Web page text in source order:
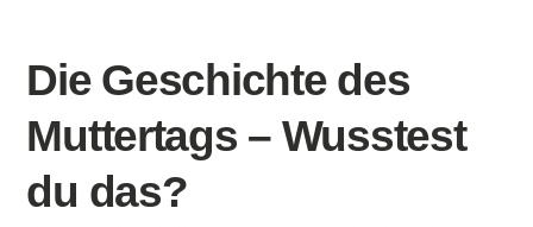
Die Geschichte des
Muttertags – Wusstest
du das?